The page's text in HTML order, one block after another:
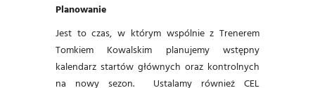
Planowanie
Jest to czas, w którym wspólnie z Trenerem
Tomkiem Kowalskim planujemy wstępny
kalendarz startów głównych oraz kontrolnych
na nowy sezon. Ustalamy również CEL